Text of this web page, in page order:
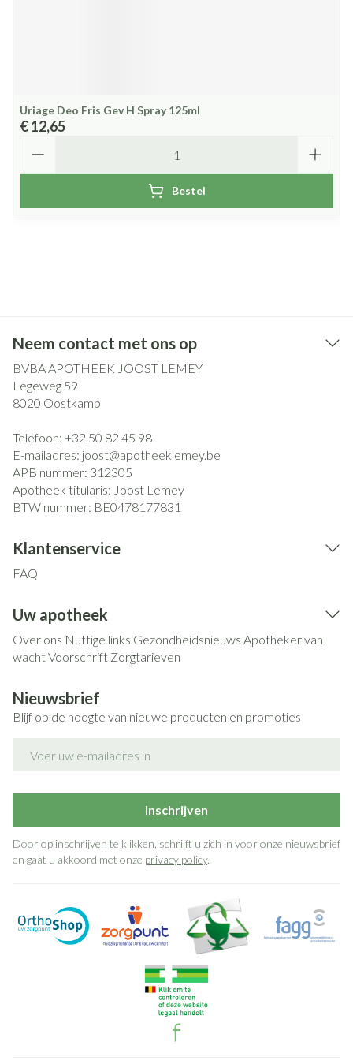
Uriage Deo Fris Gev H Spray 125ml
€ 12,65
Bestel
Neem contact met ons op
BVBA APOTHEEK JOOST LEMEY
Legeweg 59
8020 Oostkamp
Telefoon: +32 50 82 45 98
E-mailadres: joost@apotheeklemey.be
APB nummer: 312305
Apotheek titularis: Joost Lemey
BTW nummer: BE0478177831
Klantenservice
FAQ
Uw apotheek
Over ons Nuttige links Gezondheidsnieuws Apotheker van
wachtVoorschrift Zorgtarieven
Nieuwsbrief
Blijf op de hoogte van nieuwe producten en promoties
Inschrijven
Door op inschrijven te klikken, schrijft u zich in voor onze nieuwsbrief
en gaat u akkoord met onze privacy policy.